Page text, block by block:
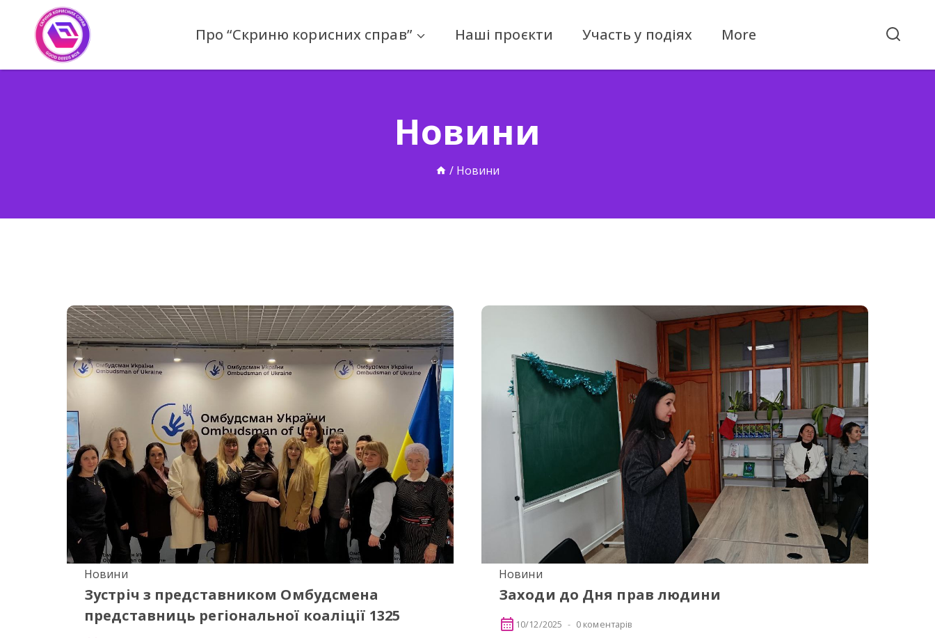
content
Про “Скриню корисних справ” Наші проєкти Участь у подіях More
Новини
Домашня
/ Новини
Новини
Зустріч з представником Омбудсмена
представниць регіональної коаліції 1325
Новини
Заходи до Дня прав людини
10/12/2025 0 коментарів